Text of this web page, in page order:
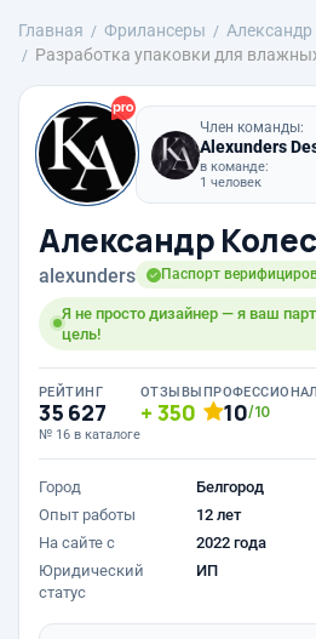
Главная Фрилансеры
Разработка упаковки для
Член команды:
Alexunders
в команде:
1 человек
Александр
alexunders Паспорт
Я не просто дизайнер — я ваш
цель!
РЕЙТИНГ
35 627
№ 16 в каталоге
ОТЗЫВЫ
350 10/10
Город
Белгород
Опыт работы
12 лет
На сайте с
2022 года
Юридический
статус
ИП